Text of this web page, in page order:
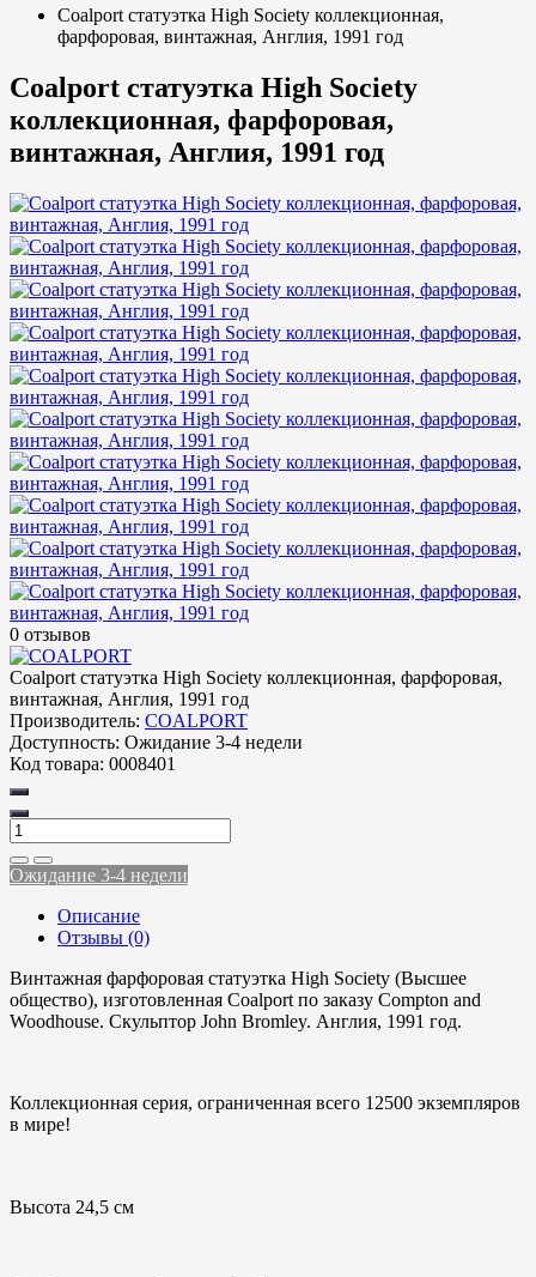
Coalport статуэтка High Society коллекционная,
фарфоровая, винтажная, Англия, 1991 год
Coalport статуэтка High Society
коллекционная, фарфоровая,
винтажная, Англия, 1991 год
0 отзывов
Coalport статуэтка High Society коллекционная, фарфоровая,
винтажная, Англия, 1991 год
Производитель: COALPORT
Доступность: Ожидание 3-4 недели
Код товара: 0008401
Ожидание 3-4 недели
Описание
Отзывы (0)
Винтажная фарфоровая статуэтка High Society (Высшее
общество), изготовленная Coalport по заказу Compton and
Woodhouse. Скульптор John Bromley. Англия, 1991 год.
Коллекционная серия, ограниченная всего 12500 экземпляров
в мире!
Высота 24,5 см